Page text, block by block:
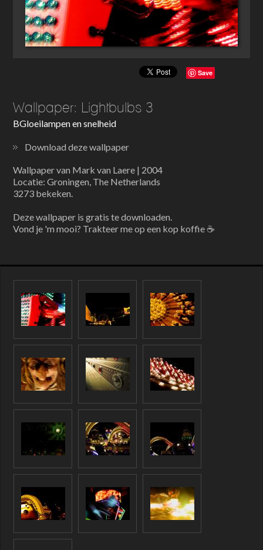
Save
Wallpaper: Lightbulbs 3
BGloeilampen en snelheid
Download deze wallpaper
Wallpaper van Mark van Laere | 2004
Locatie: Groningen, The Netherlands
3273 bekeken.
Deze wallpaper is gratis te downloaden.
Vond je 'm mooi? Trakteer me op een kop koffie ☕